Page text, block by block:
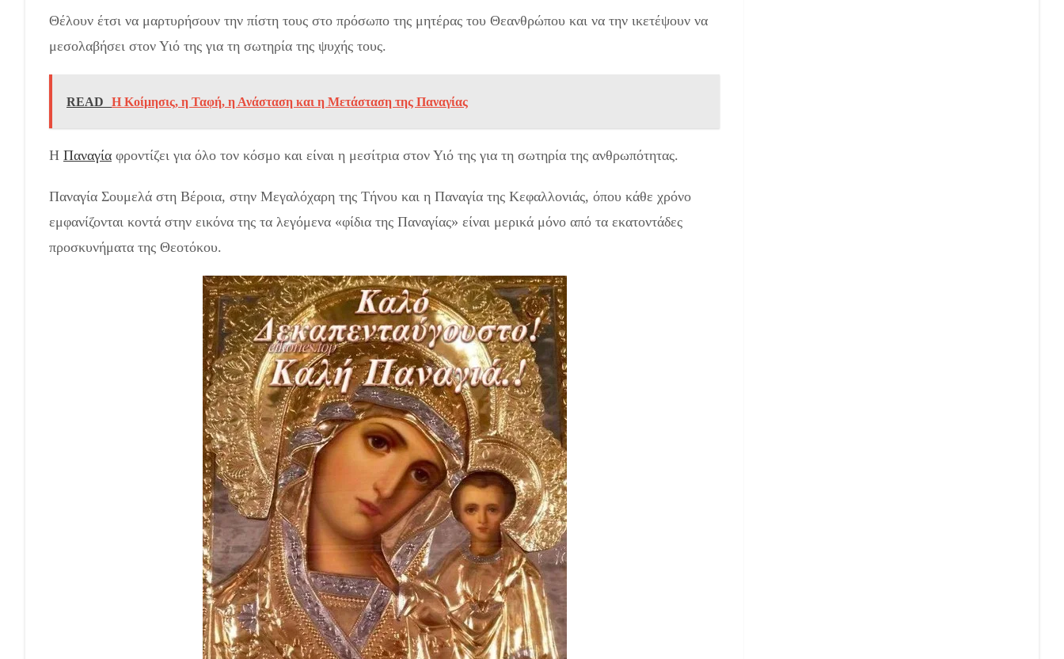
Θέλουν έτσι να μαρτυρήσουν την πίστη τους στο πρόσωπο της μητέρας του Θεανθρώπου και να την ικετέψουν να
μεσολαβήσει στον Υιό της για τη σωτηρία της ψυχής τους.
READ Η Κοίμησις, η Ταφή, η Ανάσταση και η Μετάσταση της Παναγίας
Η Παναγία φροντίζει για όλο τον κόσμο και είναι η μεσίτρια στον Υιό της για τη σωτηρία της ανθρωπότητας.
Παναγία Σουμελά στη Βέροια, στην Μεγαλόχαρη της Τήνου και η Παναγία της Κεφαλλονιάς, όπου κάθε χρόνο
εμφανίζονται κοντά στην εικόνα της τα λεγόμενα «φίδια της Παναγίας» είναι μερικά μόνο από τα εκατοντάδες
προσκυνήματα της Θεοτόκου.